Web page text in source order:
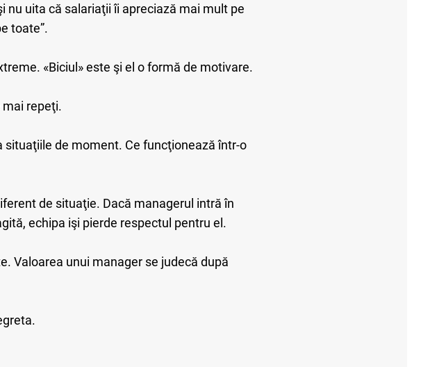
nu uita că salariaţii îi apreciază mai mult pe
toate”.
«Biciul» este şi el o formă de motivare.
mai repeţi.
de moment. Ce funcţionează într-o
de situaţie. Dacă managerul intră în
echipa işi pierde respectul pentru el.
Valoarea unui manager se judecă după